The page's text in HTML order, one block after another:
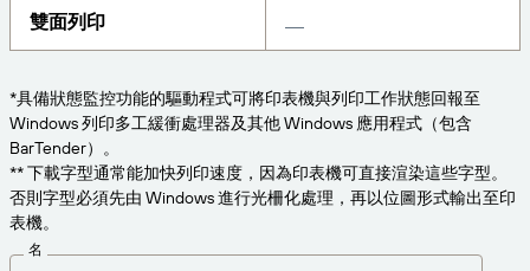
查詢
產品
透過解決方案
供應商標籤管理
Amazon Transparency
研究報告
連線
關於我們
為業務需求適時取得支援。
雙面列印
*具備狀態監控功能的驅動程式可將印表機與列印工作狀態回報至
Windows 列印多工緩衝處理器及其他 Windows 應用程式（包含
BarTender）。
** 下載字型通常能加快列印速度，因為印表機可直接渲染這些字型。
否則字型必須先由 Windows 進行光柵化處理，再以位圖形式輸出至印
表機。
名